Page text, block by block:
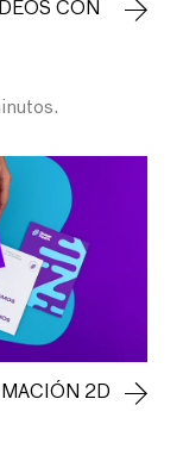
CON
2D